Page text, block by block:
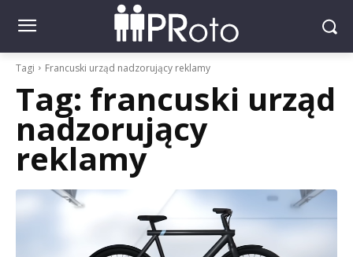
Tagi Francuski urząd nadzorujący reklamy
Tag: francuski urząd
nadzorujący
reklamy